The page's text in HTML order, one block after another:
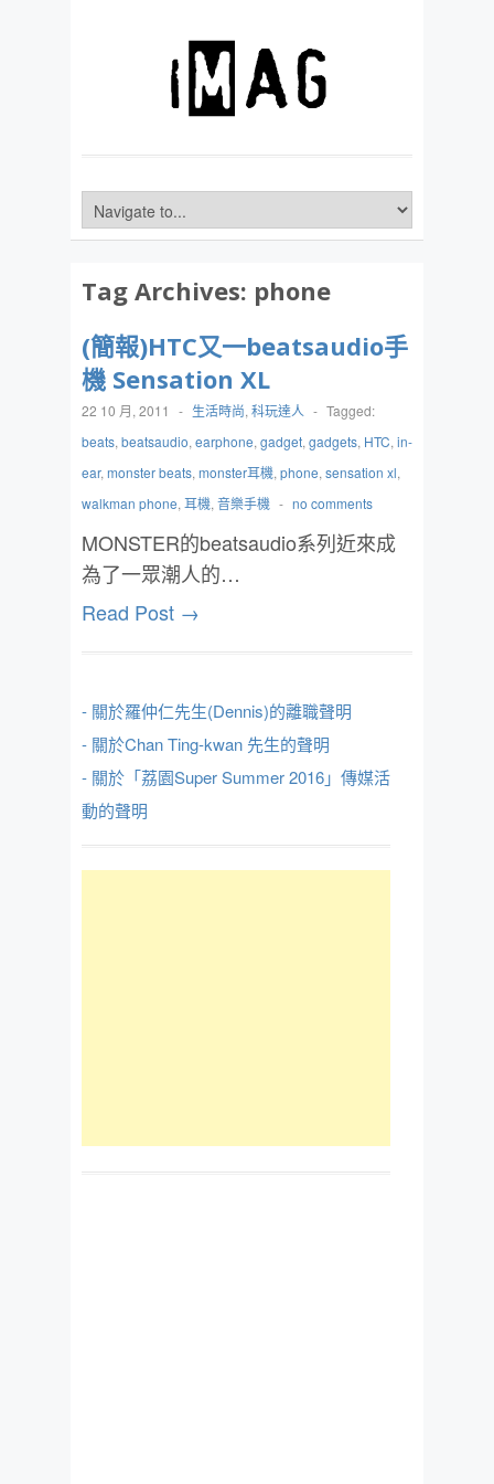
Tag Archives: phone
(簡報)HTC又一beatsaudio手
機 Sensation XL
22 10 月, 2011 - 生活時尚, 科玩達人 - Tagged:
beats, beatsaudio, earphone, gadget, gadgets, HTC, in-
ear, monster beats, monster耳機, phone, sensation xl,
walkman phone, 耳機, 音樂手機 - no comments
MONSTER的beatsaudio系列近來成
為了一眾潮人的…
Read Post →
- 關於羅仲仁先生(Dennis)的離職聲明
- 關於Chan Ting-kwan 先生的聲明
- 關於「荔園Super Summer 2016」傳媒活
動的聲明